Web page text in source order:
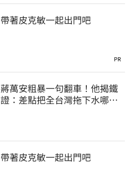
帶著皮克敏一起出門吧
PR
蔣萬安粗暴一句翻車！他揭鐵
證：差點把全台灣拖下水哪時
帶著皮克敏一起出門吧